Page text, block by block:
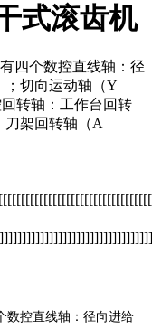
式滚齿机
四个数控直线轴：径
；切向运动轴（Y
转轴：工作台回转
刀架回转轴（A
数控直线轴：径向进给